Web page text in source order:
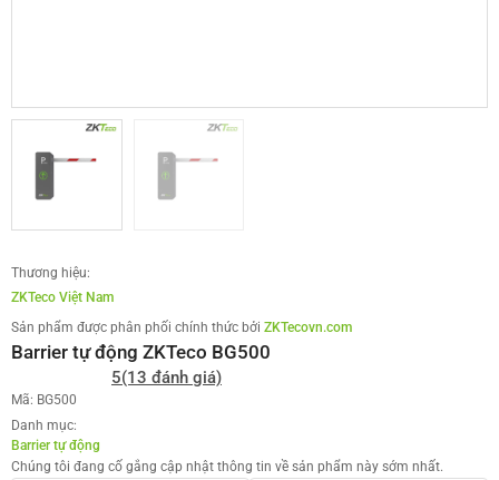
Thương hiệu:
ZKTeco Việt Nam
Sản phẩm được phân phối chính thức bởi ZKTecovn.com
Barrier tự động ZKTeco BG500
5(13 đánh giá)
Mã: BG500
Danh mục:
Barrier tự động
Chúng tôi đang cố gắng cập nhật thông tin về sản phẩm này sớm nhất.